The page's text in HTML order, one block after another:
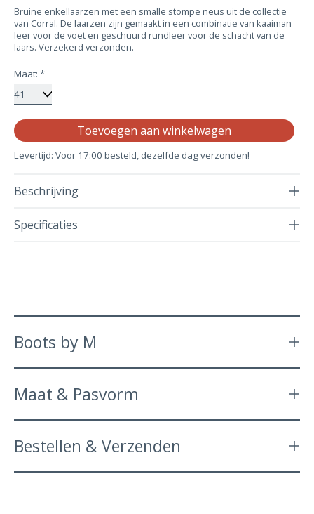
Bruine enkellaarzen met een smalle stompe neus uit de collectie
van Corral. De laarzen zijn gemaakt in een combinatie van kaaiman
leer voor de voet en geschuurd rundleer voor de schacht van de
laars. Verzekerd verzonden.
Maat: *
Toevoegen aan winkelwagen
Levertijd: Voor 17:00 besteld, dezelfde dag verzonden!
Beschrijving
Specificaties
Boots by M
Maat & Pasvorm
Bestellen & Verzenden